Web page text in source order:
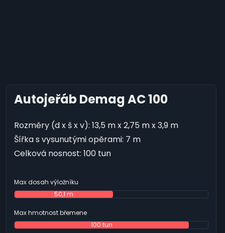
Autojeřáb Demag AC 100
Rozměry (d x š x v): 13,5 m x 2,75 m x 3,9 m
Šířka s vysunutými opěrami: 7 m
Celková nosnost: 100 tun
Max dosah výložníku
50,1 m
Max hmotnost břemene
100 tun